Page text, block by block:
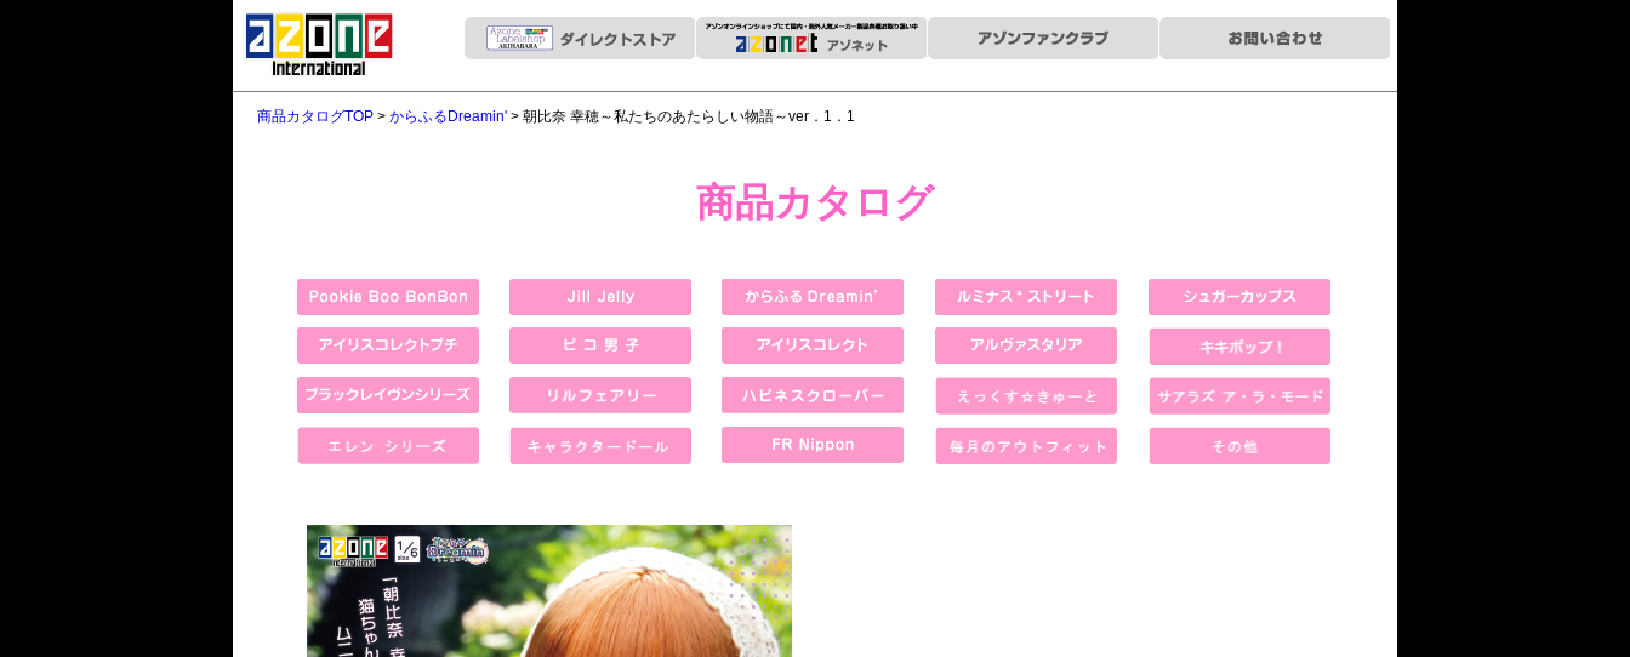
商品カタログTOP > からふるDreamin' > 朝比奈 幸穂～私たちのあたらしい物語～ver．1．1
商品カタログ